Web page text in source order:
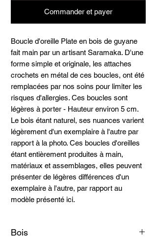
Commander et payer
Boucle d'oreille Plate en bois de guyane
fait main par un artisant Saramaka. D'une
forme simple et originale, les attaches
crochets en métal de ces boucles, ont été
remplacées par nos soins pour limiter les
risques d'allergies. Ces boucles sont
légères à porter - Hauteur environ 5 cm.
Le bois étant naturel, ses nuances varient
légèrement d'un exemplaire à l'autre par
rapport à la photo. Ces boucles d'oreilles
étant entièrement produites à main,
matériaux et assemblages, elles peuvent
présenter de légères différences d'un
exemplaire à l'autre, par rapport au
modèle présenté ici.
Bois